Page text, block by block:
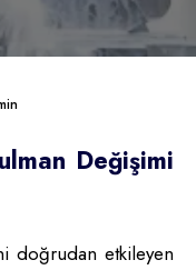
Değişimi
doğrudan etkileyen